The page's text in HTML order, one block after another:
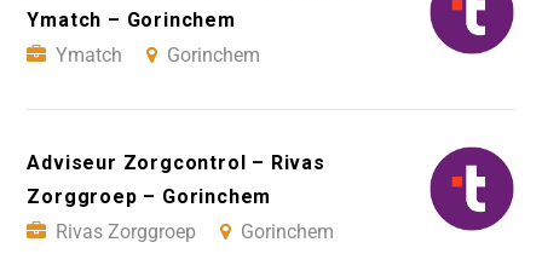
Ymatch – Gorinchem
Ymatch
Gorinchem
Adviseur Zorgcontrol – Rivas
Zorggroep – Gorinchem
Rivas Zorggroep
Gorinchem